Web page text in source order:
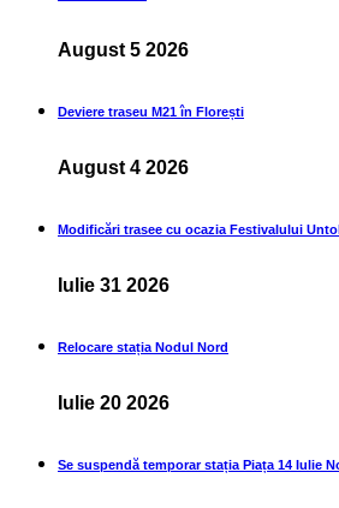
August 5 2026
Deviere traseu M21 în Florești
August 4 2026
Modificări trasee cu ocazia Festivalului
Iulie 31 2026
Relocare stația Nodul Nord
Iulie 20 2026
Se suspendă temporar stația Piața 14 Iulie